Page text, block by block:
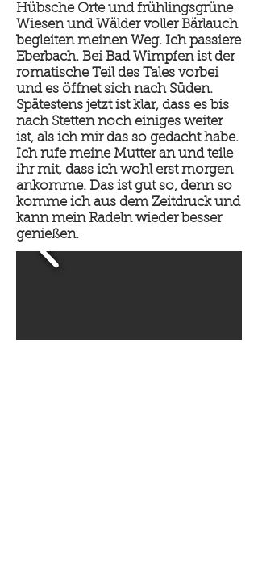
Hübsche Orte und frühlingsgrüne
Wiesen und Wälder voller Bärlauch
begleiten meinen Weg. Ich passiere
Eberbach. Bei Bad Wimpfen ist der
romatische Teil des Tales vorbei
und es öffnet sich nach Süden.
Spätestens jetzt ist klar, dass es bis
nach Stetten noch einiges weiter
ist, als ich mir das so gedacht habe.
Ich rufe meine Mutter an und teile
ihr mit, dass ich wohl erst morgen
ankomme. Das ist gut so, denn so
komme ich aus dem Zeitdruck und
kann mein Radeln wieder besser
genießen.